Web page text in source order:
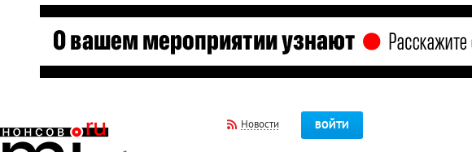
Новости ВОЙТИ